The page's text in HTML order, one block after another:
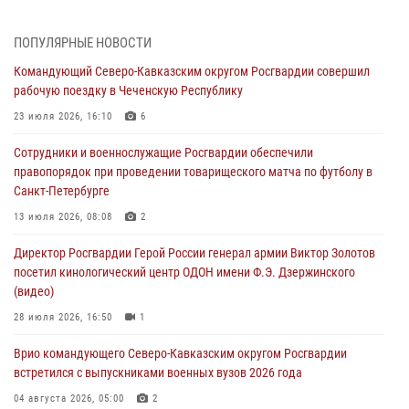
В Удмуртии при силовой поддержке спецназа Росгвардии
оздоровительных услуг (видео)
05 августа 2026, 13:20
посетили мастер-класс по художественной гимнастике
05 августа 2026, 13:00
Офицеры Росгвардии и ветераны войск правопорядка почтили
05 августа 2026, 12:40
Росгвардейцы приняли участие в акции «Волна памяти»,
посвящённой 83‑й годовщине освобождения Белгорода от
05 августа 2026, 12:13 1
ПОПУЛЯРНЫЕ НОВОСТИ
Командующий Северо-Кавказским округом Росгвардии совершил
рабочую поездку в Чеченскую Республику
23 июля 2026, 16:10 6
Сотрудники и военнослужащие Росгвардии обеспечили
правопорядок при проведении товарищеского матча по футболу в
Санкт-Петербурге
13 июля 2026, 08:08 2
Директор Росгвардии Герой России генерал армии Виктор Золотов
посетил кинологический центр ОДОН имени Ф.Э. Дзержинского
(видео)
28 июля 2026, 16:50 1
Врио командующего Северо-Кавказским округом Росгвардии
встретился с выпускниками военных вузов 2026 года
04 августа 2026, 05:00 2